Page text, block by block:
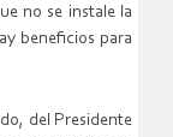
no se instale la
beneficios para
del Presidente